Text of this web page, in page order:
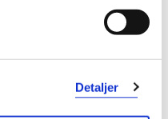
Detaljer